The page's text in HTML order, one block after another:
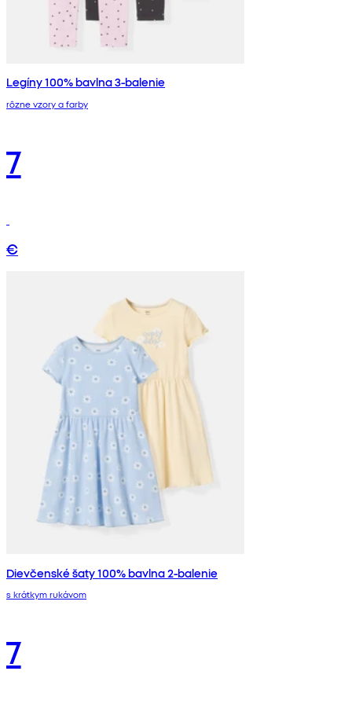
Legíny 100% bavlna 3-balenie
rôzne vzory a farby
7
€
Dievčenské šaty 100% bavlna 2-balenie
s krátkym rukávom
7